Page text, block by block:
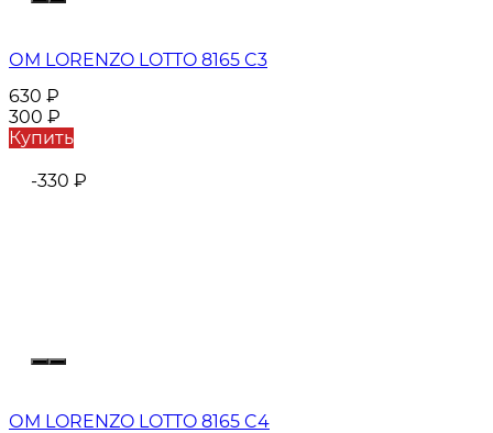
ОМ LORENZO LOTTO 8165 C3
630 ₽
300 ₽
Купить
-330 ₽
ОМ LORENZO LOTTO 8165 C4